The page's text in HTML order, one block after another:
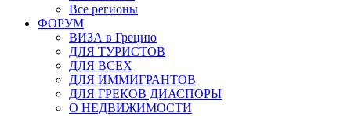
Все регионы
ФОРУМ
ВИЗА в Грецию
ДЛЯ ТУРИСТОВ
ДЛЯ ВСЕХ
ДЛЯ ИММИГРАНТОВ
ДЛЯ ГРЕКОВ ДИАСПОРЫ
О НЕДВИЖИМОСТИ